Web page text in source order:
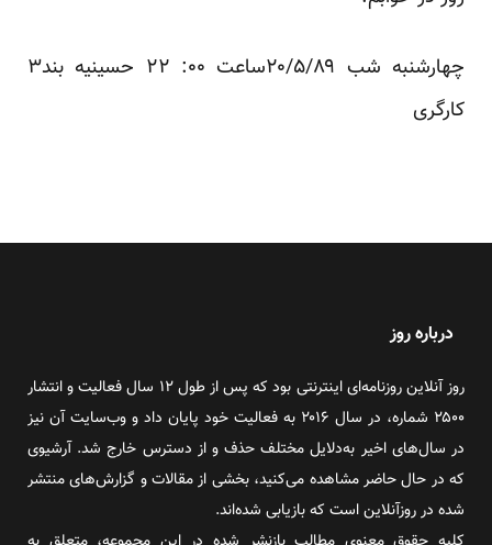
چهارشنبه شب ۲۰/۵/۸۹ساعت ۰۰: ۲۲ حسینیه بند۳
کارگری
درباره روز
روز آنلاین روزنامه‌ای اینترنتی بود که پس از طول ۱۲ سال فعالیت و انتشار
۲۵۰۰ شماره، در سال ۲۰۱۶ به فعالیت خود پایان داد و وب‌سایت آن نیز
در سال‌های اخیر به‌دلایل مختلف حذف و از دسترس خارج شد. آرشیوی
که در حال حاضر مشاهده می‌کنید، بخشی از مقالات و گزارش‌های منتشر
شده در روزآنلاین است که بازیابی شده‌اند.